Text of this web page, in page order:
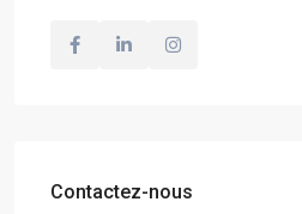
Contactez-nous